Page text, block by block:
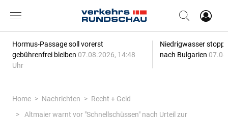
Hormus-Passage soll vorerst
gebührenfrei bleiben 07.08.2026, 14:48
Uhr
Niedrigwasser
nach Bulgarien
Home Nachrichten
Recht + Geld
Altmaier warnt vor "Schnellschüssen" nach Urteil zur